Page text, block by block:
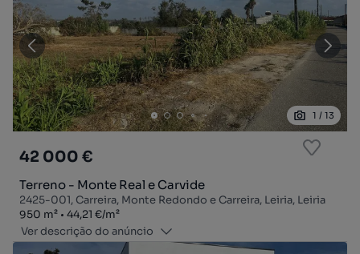
1 / 13
42 000 €
Terreno - Monte Real e Carvide
2425-001, Carreira, Monte Redondo e Carreira, Leiria, Leiria
Zona
950 m²
Preço por metro quadrado
44,21 €/m²
Ver descrição do anúncio